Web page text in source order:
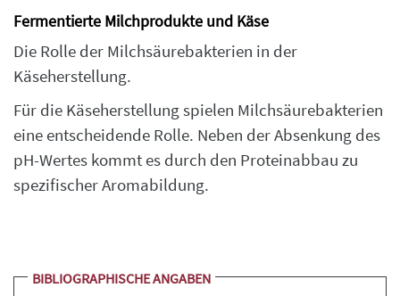
Fermentierte Milchprodukte und Käse
Die Rolle der Milchsäurebakterien in der
Käseherstellung.
Für die Käseherstellung spielen Milchsäurebakterien
eine entscheidende Rolle. Neben der Absenkung des
pH-Wertes kommt es durch den Proteinabbau zu
spezifischer Aromabildung.
BIBLIOGRAPHISCHE ANGABEN